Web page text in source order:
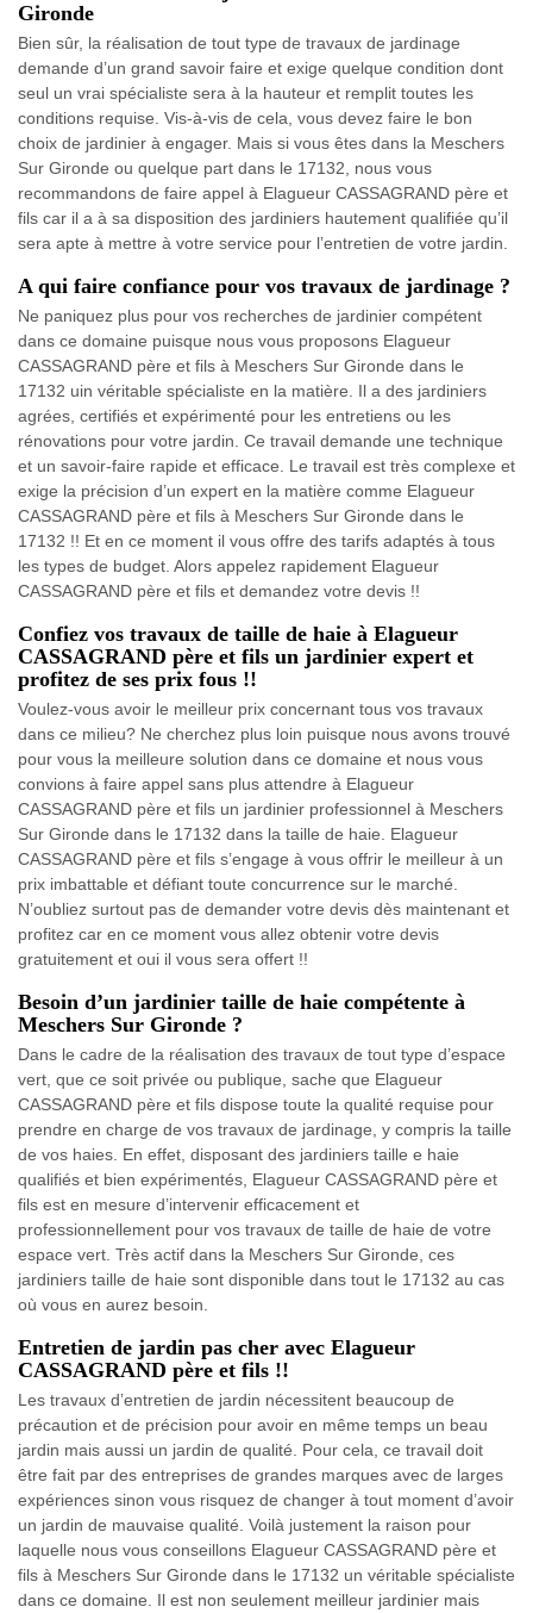
Gironde
Bien sûr, la réalisation de tout type de travaux de jardinage
demande d’un grand savoir faire et exige quelque condition dont
seul un vrai spécialiste sera à la hauteur et remplit toutes les
conditions requise. Vis-à-vis de cela, vous devez faire le bon
choix de jardinier à engager. Mais si vous êtes dans la Meschers
Sur Gironde ou quelque part dans le 17132, nous vous
recommandons de faire appel à Elagueur CASSAGRAND père et
fils car il a à sa disposition des jardiniers hautement qualifiée qu’il
sera apte à mettre à votre service pour l’entretien de votre jardin.
A qui faire confiance pour vos travaux de jardinage ?
Ne paniquez plus pour vos recherches de jardinier compétent
dans ce domaine puisque nous vous proposons Elagueur
CASSAGRAND père et fils à Meschers Sur Gironde dans le
17132 uin véritable spécialiste en la matière. Il a des jardiniers
agrées, certifiés et expérimenté pour les entretiens ou les
rénovations pour votre jardin. Ce travail demande une technique
et un savoir-faire rapide et efficace. Le travail est très complexe et
exige la précision d’un expert en la matière comme Elagueur
CASSAGRAND père et fils à Meschers Sur Gironde dans le
17132 !! Et en ce moment il vous offre des tarifs adaptés à tous
les types de budget. Alors appelez rapidement Elagueur
CASSAGRAND père et fils et demandez votre devis !!
Confiez vos travaux de taille de haie à Elagueur
CASSAGRAND père et fils un jardinier expert et
profitez de ses prix fous !!
Voulez-vous avoir le meilleur prix concernant tous vos travaux
dans ce milieu? Ne cherchez plus loin puisque nous avons trouvé
pour vous la meilleure solution dans ce domaine et nous vous
convions à faire appel sans plus attendre à Elagueur
CASSAGRAND père et fils un jardinier professionnel à Meschers
Sur Gironde dans le 17132 dans la taille de haie. Elagueur
CASSAGRAND père et fils s’engage à vous offrir le meilleur à un
prix imbattable et défiant toute concurrence sur le marché.
N’oubliez surtout pas de demander votre devis dès maintenant et
profitez car en ce moment vous allez obtenir votre devis
gratuitement et oui il vous sera offert !!
Besoin d’un jardinier taille de haie compétente à
Meschers Sur Gironde ?
Dans le cadre de la réalisation des travaux de tout type d’espace
vert, que ce soit privée ou publique, sache que Elagueur
CASSAGRAND père et fils dispose toute la qualité requise pour
prendre en charge de vos travaux de jardinage, y compris la taille
de vos haies. En effet, disposant des jardiniers taille e haie
qualifiés et bien expérimentés, Elagueur CASSAGRAND père et
fils est en mesure d’intervenir efficacement et
professionnellement pour vos travaux de taille de haie de votre
espace vert. Très actif dans la Meschers Sur Gironde, ces
jardiniers taille de haie sont disponible dans tout le 17132 au cas
où vous en aurez besoin.
Entretien de jardin pas cher avec Elagueur
CASSAGRAND père et fils !!
Les travaux d’entretien de jardin nécessitent beaucoup de
précaution et de précision pour avoir en même temps un beau
jardin mais aussi un jardin de qualité. Pour cela, ce travail doit
être fait par des entreprises de grandes marques avec de larges
expériences sinon vous risquez de changer à tout moment d’avoir
un jardin de mauvaise qualité. Voilà justement la raison pour
laquelle nous vous conseillons Elagueur CASSAGRAND père et
fils à Meschers Sur Gironde dans le 17132 un véritable spécialiste
dans ce domaine. Il est non seulement meilleur jardinier mais